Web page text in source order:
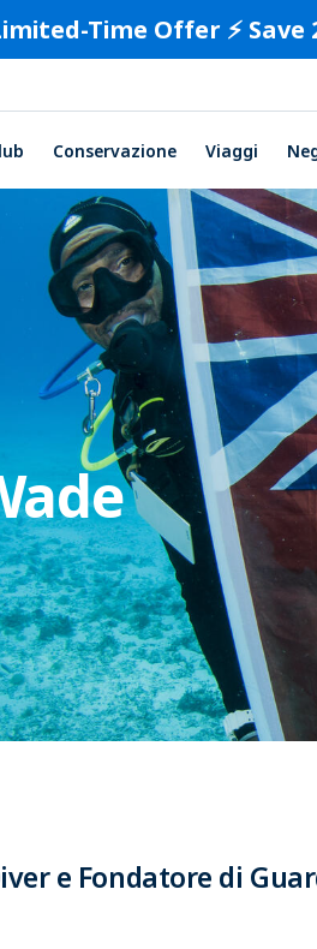
Time Offer ⚡️
Conservazione Viaggi
e Fondatore di